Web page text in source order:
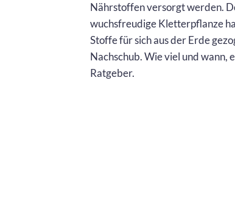
Nährstoffen versorgt werden.
wuchsfreudige Kletterpflanze
Stoffe für sich aus der Erde
Nachschub. Wie viel und wann,
Ratgeber.